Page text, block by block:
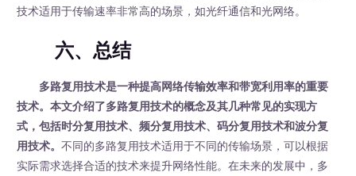
技术适用于传输速率非常高的场景，如光纤通信和光网络。
六、总结
多路复用技术是一种提高网络传输效率和带宽利用率的重要
技术。本文介绍了多路复用技术的概念及其几种常见的实现方
式，包括时分复用技术、频分复用技术、码分复用技术和波分复
用技术。不同的多路复用技术适用于不同的传输场景，可以根据
实际需求选择合适的技术来提升网络性能。在未来的发展中，多